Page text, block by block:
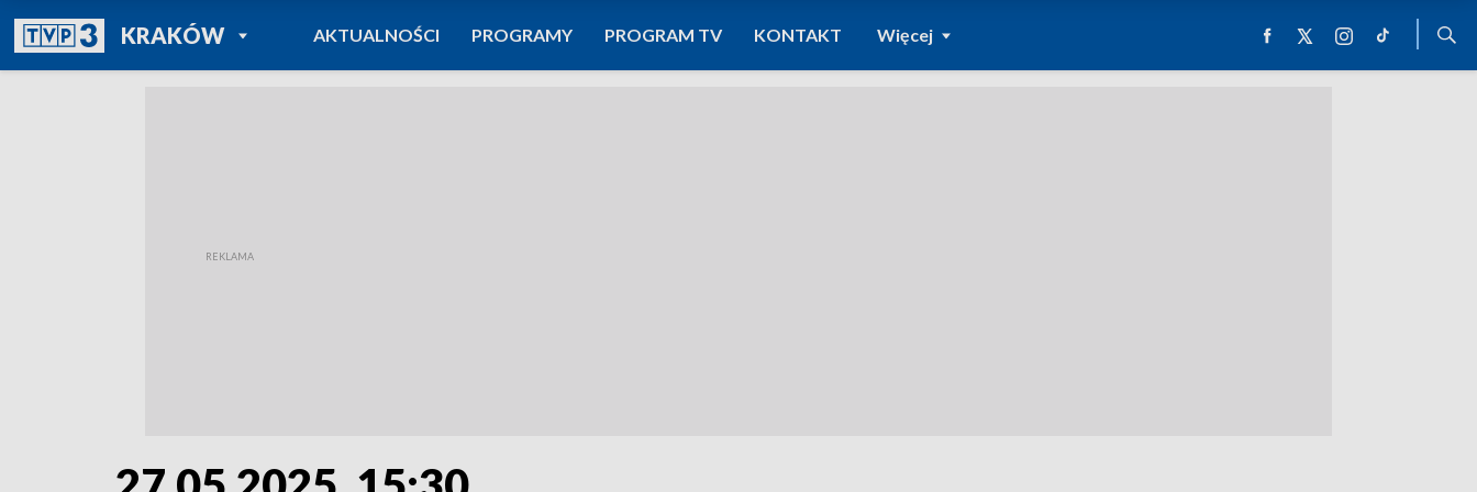
KRAKÓWPOWRÓT DO
TVP REGIONY
AKTUALNOŚCI PROGRAMY PROGRAM TV KONTAKT Więcej